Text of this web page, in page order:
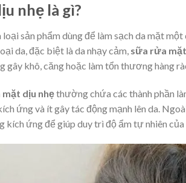
nhẹ là gì?
loại sản phẩm dùng để làm sạch da mặt
da, đặc biệt là da nhạy cảm, sữa rửa
gây khô, căng hoặc làm tổn thương hàng
dịu nhẹthường chứa các thành phần
ứng và ít gây tác động mạnh lên da.
kích ứng để giúp duy trì độ ẩm tự nhiên của